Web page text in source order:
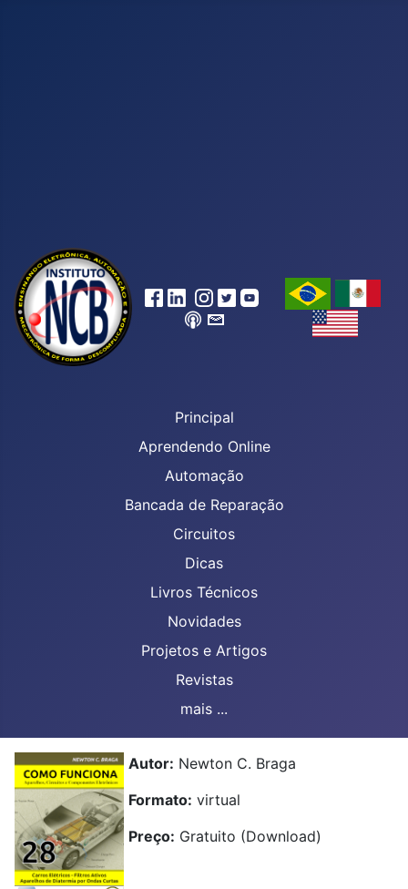
Principal
Aprendendo Online
Automação
Bancada de Reparação
Circuitos
Dicas
Livros Técnicos
Novidades
Projetos e Artigos
Revistas
mais ...
Autor: Newton C. Braga
Formato: virtual
Preço: Gratuito (Download)